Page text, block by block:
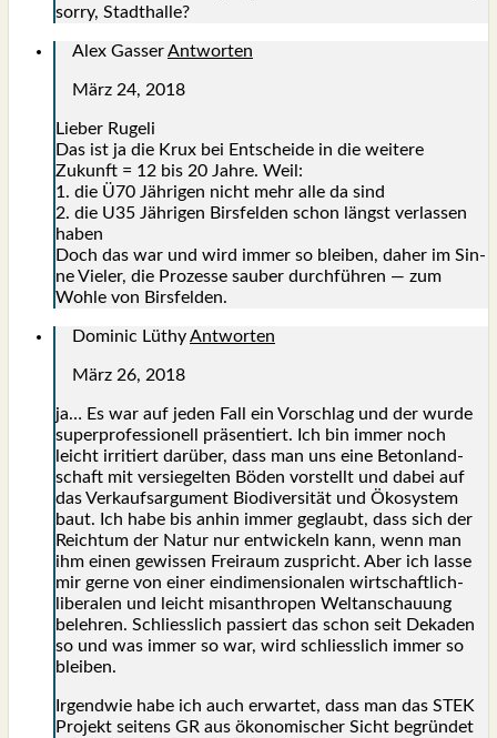
sor­ry, Stadt­hal­le?
Alex GasserAntworten
März 24, 2018
Lie­ber Ruge­li
Das ist ja die Krux bei Ent­schei­de in die wei­te­re
Zukunft = 12 bis 20 Jah­re. Weil:
1. die Ü70 Jäh­ri­gen nicht mehr alle da sind
2. die U35 Jäh­ri­gen Birs­fel­den schon längst ver­las­sen
haben
Doch das war und wird immer so blei­ben, daher im Sin­
ne Vie­ler, die Pro­zes­se sau­ber durch­füh­ren — zum
Woh­le von Birs­fel­den.
Dominic LüthyAntworten
März 26, 2018
ja… Es war auf jeden Fall ein Vor­schlag und der wur­de
super­pro­fes­sio­nell prä­sen­tiert. Ich bin immer noch
leicht irri­tiert dar­über, dass man uns eine Beton­land­
schaft mit ver­sie­gel­ten Böden vor­stellt und dabei auf
das Ver­kaufs­ar­gu­ment Bio­di­ver­si­tät und Öko­sys­tem
baut. Ich habe bis anhin immer geglaubt, dass sich der
Reich­tum der Natur nur ent­wi­ckeln kann, wenn man
ihm einen gewis­sen Frei­raum zuspricht. Aber ich las­se
mir ger­ne von einer ein­di­men­sio­na­len wirt­schaft­lich-
libe­ra­len und leicht mis­an­thro­pen Welt­an­schau­ung
beleh­ren. Schliess­lich pas­siert das schon seit Deka­den
so und was immer so war, wird schliess­lich immer so
blei­ben.
Irgend­wie habe ich auch erwar­tet, dass man das STEK
Pro­jekt sei­tens GR aus öko­no­mi­scher Sicht begrün­det